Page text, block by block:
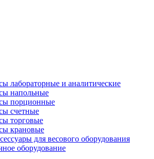
лабораторные и аналитические
напольные
порционные
счетные
торговые
крановые
для весового оборудования
оборудование